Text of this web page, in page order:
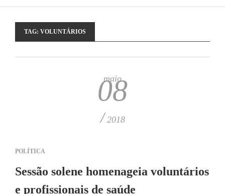
TAG: VOLUNTÁRIOS
maio
08
/ 2018
POLÍTICA
Sessão solene homenageia voluntários
e profissionais de saúde